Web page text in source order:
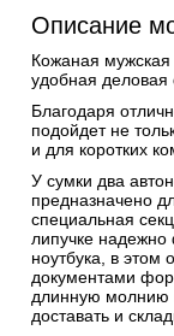
Описание
Кожаная
удобная деловая
Благодаря
подойдет не
и для коротких
У сумки два
предназначено
специальная
липучке надежно
ноутбука, в этом
документами
длинную молнию
доставать и